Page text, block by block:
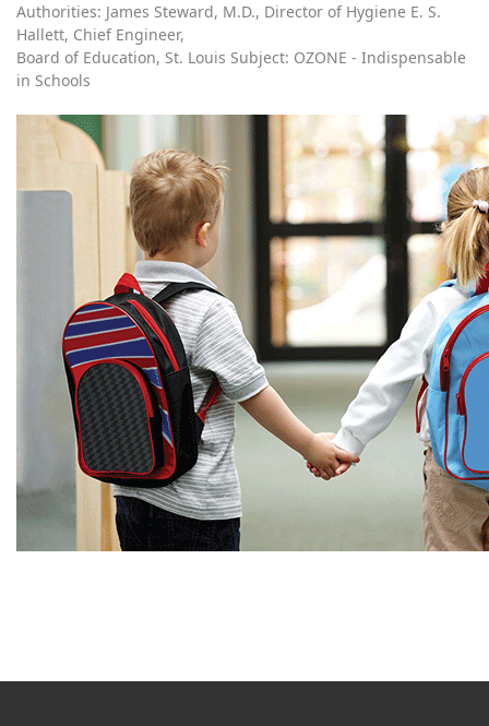
Authorities: James Steward, M.D., Director of Hygiene E. S.
Hallett, Chief Engineer,
Board of Education, St. Louis Subject: OZONE - Indispensable
in Schools